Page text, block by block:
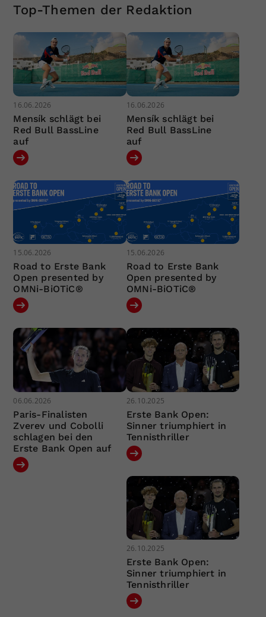
Top-Themen der Redaktion
16.06.2026
Mensík schlägt bei
Red Bull BassLine
auf
16.06.2026
Mensík schlägt bei
Red Bull BassLine
auf
15.06.2026
Road to Erste Bank
Open presented by
OMNi-BiOTiC®
15.06.2026
Road to Erste Bank
Open presented by
OMNi-BiOTiC®
06.06.2026
Paris-Finalisten
Zverev und Cobolli
schlagen bei den
Erste Bank Open auf
26.10.2025
Erste Bank Open:
Sinner triumphiert in
Tennisthriller
26.10.2025
Erste Bank Open:
Sinner triumphiert in
Tennisthriller